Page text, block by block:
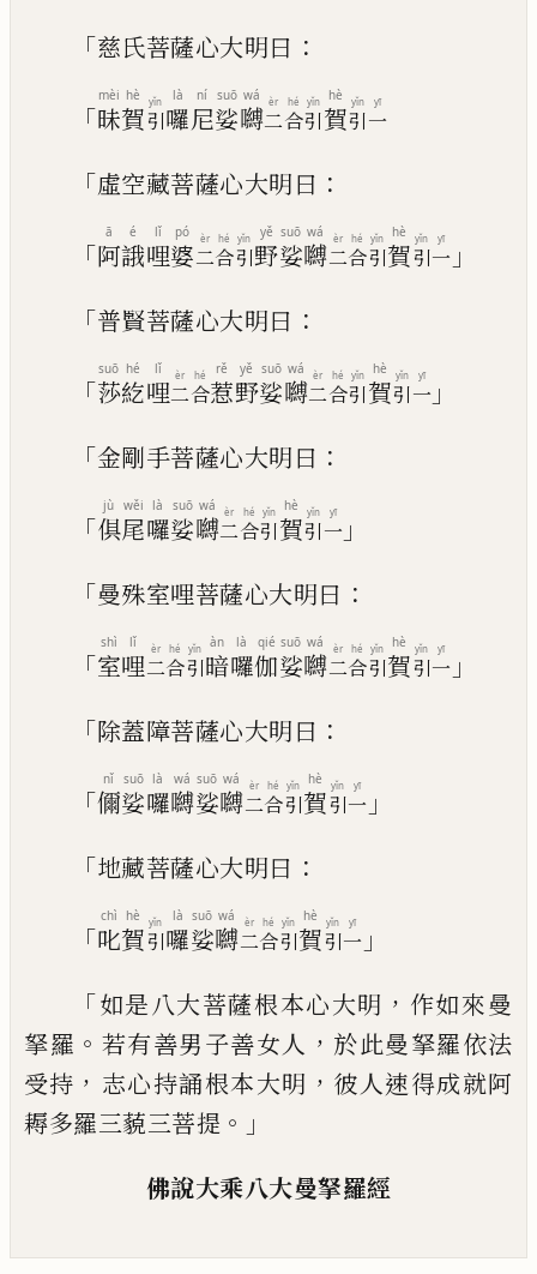
「慈氏菩薩心大明曰 ：
「昧
mèi
賀
hè
引
yǐn
囉
là
尼
ní
娑
suō
嚩
wá
二
èr
合
hé
引
yǐn
賀
hè
引
yǐn
一
yī
「虛空藏菩薩心大明曰 ：
「阿
ā
誐
é
哩
lǐ
婆
pó
二
èr
合
hé
引
yǐn
野
yě
娑
suō
嚩
wá
二
èr
合
hé
引
yǐn
賀
hè
引
yǐn
一
yī
」
「普賢菩薩心大明曰 ：
「莎
suō
紇
hé
哩
lǐ
二
èr
合
hé
惹
rě
野
yě
娑
suō
嚩
wá
二
èr
合
hé
引
yǐn
賀
hè
引
yǐn
一
yī
」
「金剛手菩薩心大明曰 ：
「俱
jù
尾
wěi
囉
là
娑
suō
嚩
wá
二
èr
合
hé
引
yǐn
賀
hè
引
yǐn
一
yī
」
「曼殊室哩菩薩心大明曰 ：
「室
shì
哩
lǐ
二
èr
合
hé
引
yǐn
暗
àn
囉
là
伽
qié
娑
suō
嚩
wá
二
èr
合
hé
引
yǐn
賀
hè
引
yǐn
一
yī
」
「除蓋障菩薩心大明曰 ：
「儞
nǐ
娑
suō
囉
là
嚩
wá
娑
suō
嚩
wá
二
èr
合
hé
引
yǐn
賀
hè
引
yǐn
一
yī
」
「地藏菩薩心大明曰 ：
「叱
chì
賀
hè
引
yǐn
囉
là
娑
suō
嚩
wá
二
èr
合
hé
引
yǐn
賀
hè
引
yǐn
一
yī
」
「如是八大菩薩根本心大明 ， 作如來曼
拏羅 。 若有善男子善女人 ， 於此曼拏羅依法
受持 ， 志心持誦根本大明 ， 彼人速得成就阿
耨多羅三藐三菩提 。」
佛說大乘八大曼拏羅經